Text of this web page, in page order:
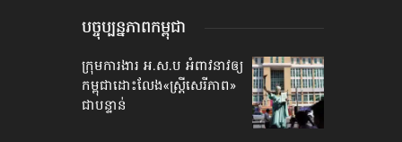
បច្ចុប្បន្នភាព​កម្ពុជា
ក្រុមការងារ អ.ស.ប អំពាវនាវ​ឲ្យ
កម្ពុជា​ដោះលែង​«ស្ត្រីសេរីភាព»​
ជាបន្ទាន់